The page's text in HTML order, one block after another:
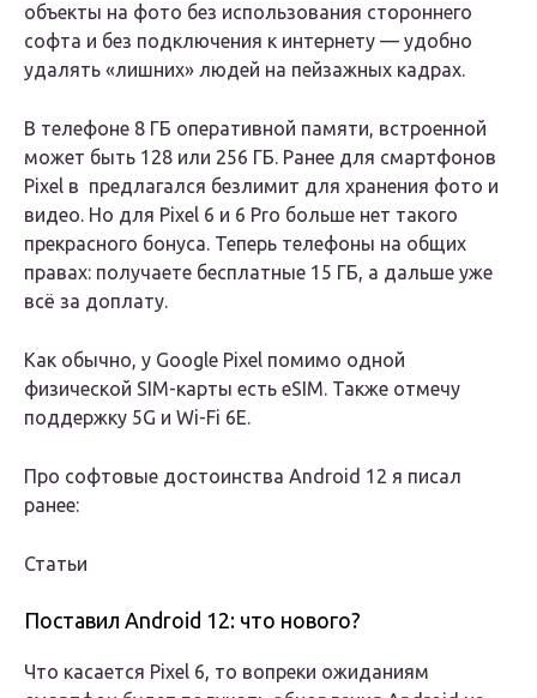
объекты на фото без использования стороннего
софта и без подключения к интернету — удобно
удалять «лишних» людей на пейзажных кадрах.
В телефоне 8 ГБ оперативной памяти, встроенной
может быть 128 или 256 ГБ. Ранее для смартфонов
Pixel в предлагался безлимит для хранения фото и
видео. Но для Pixel 6 и 6 Pro больше нет такого
прекрасного бонуса. Теперь телефоны на общих
правах: получаете бесплатные 15 ГБ, а дальше уже
всё за доплату.
Как обычно, у Google Pixel помимо одной
физической SIM-карты есть eSIM. Также отмечу
поддержку 5G и Wi-Fi 6E.
Про софтовые достоинства Android 12 я писал
ранее:
Статьи
Поставил Android 12: что нового?
Что касается Pixel 6, то вопреки ожиданиям